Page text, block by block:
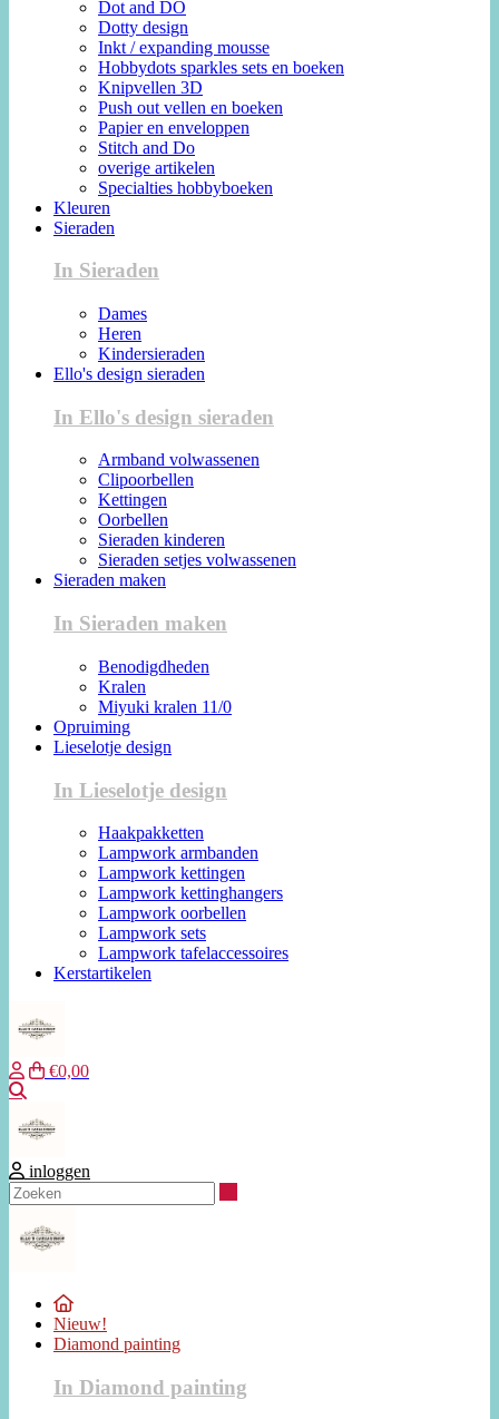
Dot and DO
Dotty design
Inkt / expanding mousse
Hobbydots sparkles sets en boeken
Knipvellen 3D
Push out vellen en boeken
Papier en enveloppen
Stitch and Do
overige artikelen
Specialties hobbyboeken
Kleuren
Sieraden
In Sieraden
Dames
Heren
Kindersieraden
Ello's design sieraden
In Ello's design sieraden
Armband volwassenen
Clipoorbellen
Kettingen
Oorbellen
Sieraden kinderen
Sieraden setjes volwassenen
Sieraden maken
In Sieraden maken
Benodigdheden
Kralen
Miyuki kralen 11/0
Opruiming
Lieselotje design
In Lieselotje design
Haakpakketten
Lampwork armbanden
Lampwork kettingen
Lampwork kettinghangers
Lampwork oorbellen
Lampwork sets
Lampwork tafelaccessoires
Kerstartikelen
€0,00
inloggen
Nieuw!
Diamond painting
In Diamond painting